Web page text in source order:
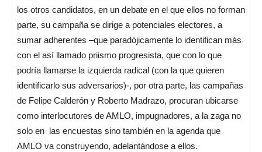
los otros candidatos, en un debate en el que ellos no forman
parte, su campaña se dirige a potenciales electores, a
sumar adherentes –que paradójicamente lo identifican más
con el así llamado priismo progresista, que con lo que
podría llamarse la izquierda radical (con la que quieren
identificarlo sus adversarios)-, por otra parte, las campañas
de Felipe Calderón y Roberto Madrazo, procuran ubicarse
como interlocutores de AMLO, impugnadores, a la zaga no
solo en las encuestas sino también en la agenda que
AMLO va construyendo, adelantándose a ellos.